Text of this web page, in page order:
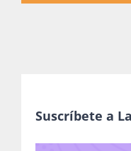
Suscríbete a